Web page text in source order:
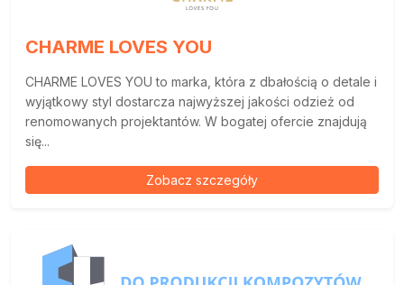
CHARME LOVES YOU
CHARME LOVES YOU to marka, która z dbałością o detale i
wyjątkowy styl dostarcza najwyższej jakości odzież od
renomowanych projektantów. W bogatej ofercie znajdują
się...
Zobacz szczegóły